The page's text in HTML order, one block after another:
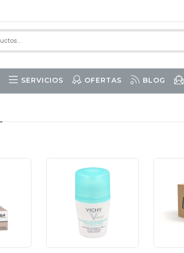
SERVICIOS OFERTAS BLOG